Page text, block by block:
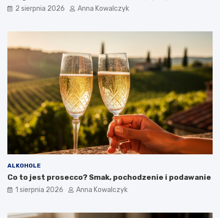
2 sierpnia 2026 Anna Kowalczyk
ALKOHOLE
Co to jest prosecco? Smak, pochodzenie i podawanie
1 sierpnia 2026 Anna Kowalczyk